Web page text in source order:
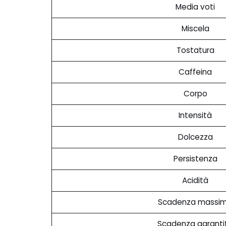
Media voti
Miscela
Tostatura
Caffeina
Corpo
Intensità
Dolcezza
Persistenza
Acidità
Scadenza
Scadenza